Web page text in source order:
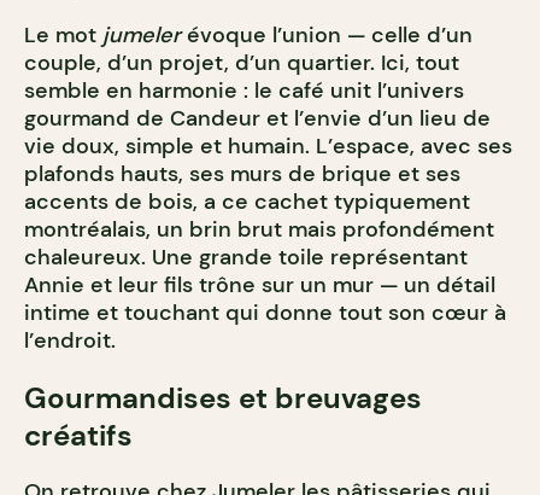
Le mot jumelerévoque l’union — celle d’un
couple, d’un projet, d’un quartier. Ici, tout
semble en harmonie : le café unit l’univers
gourmand de Candeur et l’envie d’un lieu de
vie doux, simple et humain. L’espace, avec ses
plafonds hauts, ses murs de brique et ses
accents de bois, a ce cachet typiquement
montréalais, un brin brut mais profondément
chaleureux. Une grande toile représentant
Annie et leur fils trône sur un mur — un détail
intime et touchant qui donne tout son cœur à
l’endroit.
Gourmandises et breuvages
créatifs